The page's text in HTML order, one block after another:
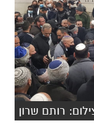
רותם שרון